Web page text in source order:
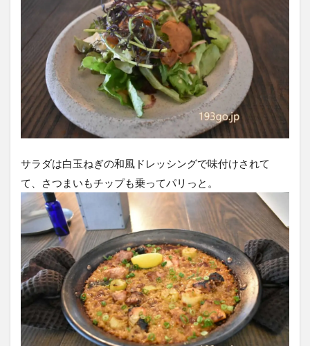
サラダは白玉ねぎの和風ドレッシングで味付けされて
て、さつまいもチップも乗ってパリっと。